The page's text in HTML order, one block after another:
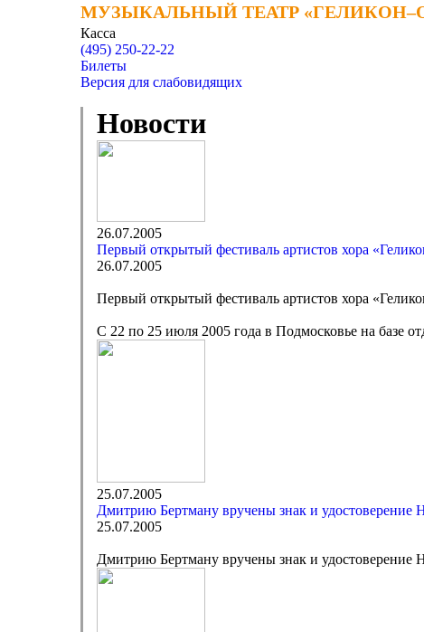
МУЗЫКАЛЬНЫЙ ТЕАТР
МУЗЫКАЛЬНЫЙ ТЕАТР
Касса
(495) 250-22-22
Билеты
Версия для слабовидящих
Новости
26.07.2005
Первый открытый фестиваль артистов хора
26.07.2005
Первый открытый фестиваль артистов хора
С 22 по 25 июля 2005 года в Подмосковье на базе
25.07.2005
Дмитрию Бертману вручены знак и удостоверение
25.07.2005
Дмитрию Бертману вручены знак и удостоверение